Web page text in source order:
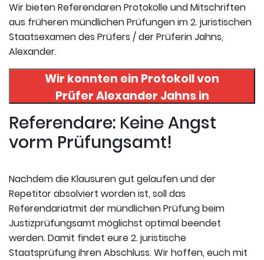
Wir bieten Referendaren Protokolle und Mitschriften
aus früheren mündlichen Prüfungen im 2. juristischen
Staatsexamen des Prüfers / der Prüferin Jahns,
Alexander.
Wir konnten ein Protokoll von
PrüferAlexander Jahnsin
uneserer Datenbank finden. Hier
registrieren und das Protokoll
abrufen.
Referendare: Keine Angst
vorm Prüfungsamt!
Nachdem die Klausuren gut gelaufen und der
Repetitor absolviert worden ist, soll das
Referendariatmit der mündlichen Prüfung beim
Justizprüfungsamt möglichst optimal beendet
werden. Damit findet eure 2. juristische
Staatsprüfung ihren Abschluss. Wir hoffen, euch mit